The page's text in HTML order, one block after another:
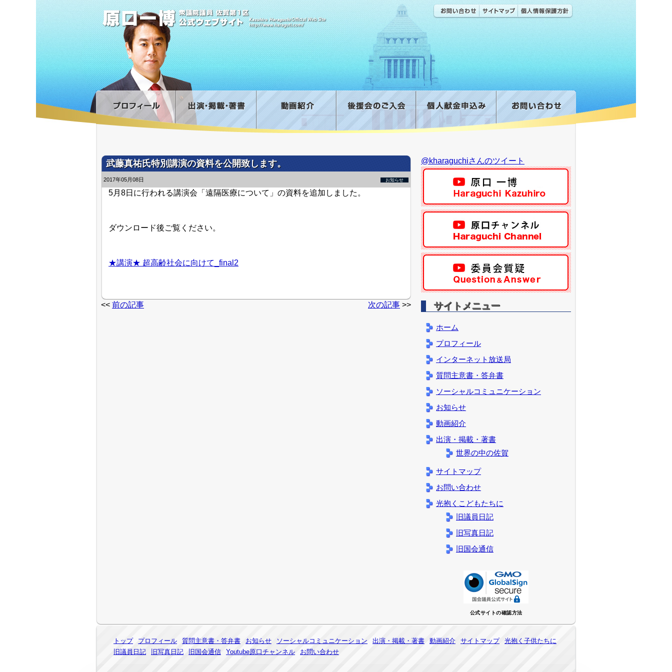
武藤真祐氏特別講演の資料を公開致します。
2017年05月08日 お知らせ
5月8日に行われる講演会「遠隔医療について」の資料を追加しました。
ダウンロード後ご覧ください。
★講演★ 超高齢社会に向けて_final2
<< 前の記事 次の記事 >>
@kharaguchiさんのツイート
サイトメニュー
ホーム
プロフィール
インターネット放送局
質問主意書・答弁書
ソーシャルコミュニケーション
お知らせ
動画紹介
出演・掲載・著書
世界の中の佐賀
サイトマップ
お問い合わせ
光抱くこどもたちに
旧議員日記
旧写真日記
旧国会通信
公式サイトの確認方法
トップ プロフィール 質問主意書・答弁書 お知らせ ソーシャルコミュニケーション 出演・掲載・著書 動画紹介 サイトマップ
光抱く子供たちに
旧議員日記
旧写真日記 旧国会通信 Youtube原口チャンネル お問い合わせ